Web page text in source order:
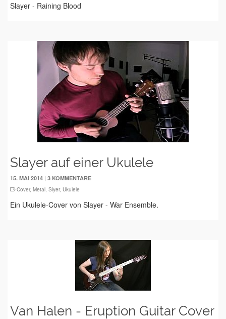
Slayer - Raining Blood
Slayer auf einer Ukulele
15. MAI 2014 | 3 KOMMENTARE
Cover, Metal, Slyer, Ukulele
Ein Ukulele-Cover von Slayer - War Ensemble.
Van Halen - Eruption Guitar Cover